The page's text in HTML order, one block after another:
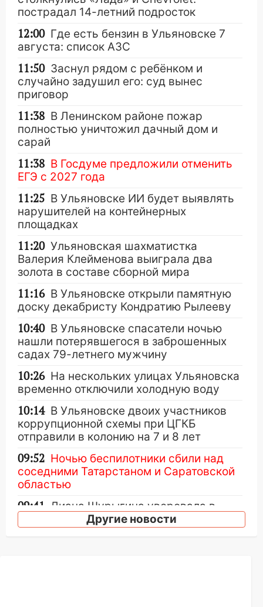
пострадал 14-летний подросток
12:00 Где есть бензин в Ульяновске 7
августа: список АЗС
11:50 Заснул рядом с ребёнком и
случайно задушил его: суд вынес
приговор
11:38 В Ленинском районе пожар
полностью уничтожил дачный дом и
сарай
11:38 В Госдуме предложили отменить
ЕГЭ с 2027 года
11:25 В Ульяновске ИИ будет выявлять
нарушителей на контейнерных
площадках
11:20 Ульяновская шахматистка
Валерия Клейменова выиграла два
золота в составе сборной мира
11:16 В Ульяновске открыли памятную
доску декабристу Кондратию Рылееву
10:40 В Ульяновске спасатели ночью
нашли потерявшегося в заброшенных
садах 79-летнего мужчину
10:26 На нескольких улицах Ульяновска
временно отключили холодную воду
10:14 В Ульяновске двоих участников
коррупционной схемы при ЦГКБ
отправили в колонию на 7 и 8 лет
09:52 Ночью беспилотники сбили над
соседними Татарстаном и Саратовской
областью
09:41
Диана Шурыгина уверовала в
Бога в СИЗОДругие новости